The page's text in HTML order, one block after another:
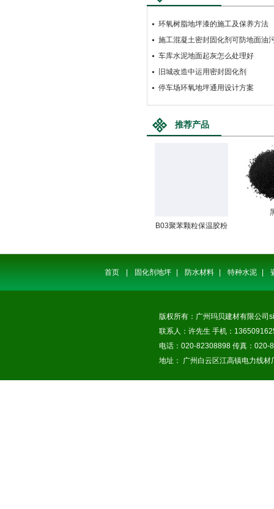
环氧树脂地坪漆的施工及保养方法
施工混凝土密封固化剂可防地面油
车库水泥地面起灰怎么处理好
旧城改造中运用密封固化剂
停车场环氧地坪通用设计方案
推荐产品
B03聚苯颗粒保温胶粉
首页 固化剂地坪 防水材料 特种水泥
版权所有：广州玛贝建材有限公司
联系人：许先生 手机：
电话：020-82308898 传真：020-
地址： 广州白云区江高镇电力线材